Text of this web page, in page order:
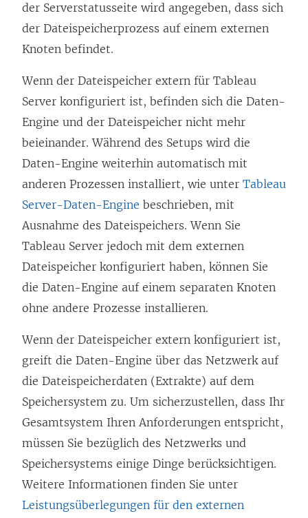
der Serverstatusseite wird angegeben, dass sich
der Dateispeicherprozess auf einem externen
Knoten befindet.
Wenn der Dateispeicher extern für Tableau
Server konfiguriert ist, befinden sich die Daten-
Engine und der Dateispeicher nicht mehr
beieinander. Während des Setups wird die
Daten-Engine weiterhin automatisch mit
anderen Prozessen installiert, wie unter Tableau
Server-Daten-Engine beschrieben, mit
Ausnahme des Dateispeichers. Wenn Sie
Tableau Server jedoch mit dem externen
Dateispeicher konfiguriert haben, können Sie
die Daten-Engine auf einem separaten Knoten
ohne andere Prozesse installieren.
Wenn der Dateispeicher extern konfiguriert ist,
greift die Daten-Engine über das Netzwerk auf
die Dateispeicherdaten (Extrakte) auf dem
Speichersystem zu. Um sicherzustellen, dass Ihr
Gesamtsystem Ihren Anforderungen entspricht,
müssen Sie bezüglich des Netzwerks und
Speichersystems einige Dinge berücksichtigen.
Weitere Informationen finden Sie unter
Leistungsüberlegungen für den externen